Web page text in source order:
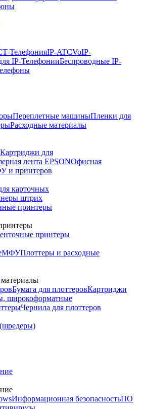
ТелефонияIP-ATCVoIP-
IP-ТелефонииБеспроводные IP-
Переплетные машиныПленки для
Расходные материалы
Картриджи для
лента EPSONОфисная
и принтеров
карточных
штрих
принтеры
принтеры
МФУПлоттеры и расходные
Бумага для плоттеровКартриджи
широкоформатные
Чернила для плоттеров
Информационная безопасностьПО